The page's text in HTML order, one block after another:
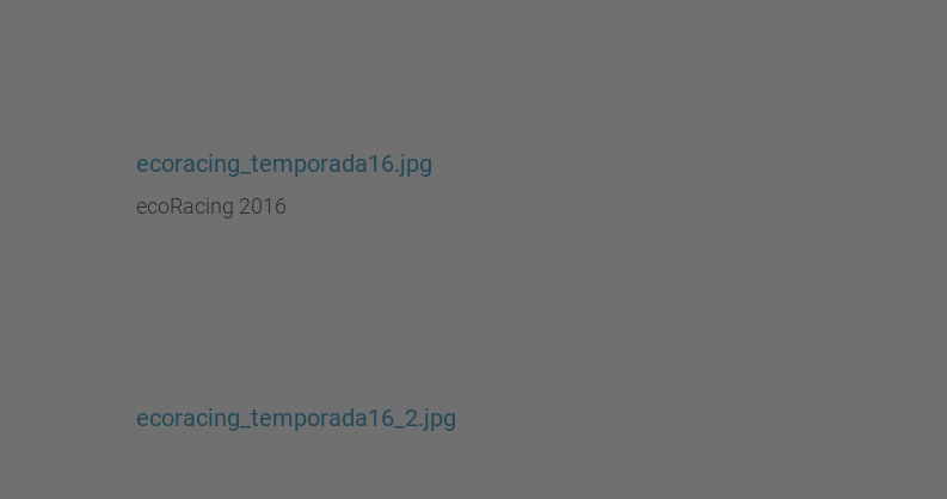
ecoracing_temporada16.jpg
ecoRacing 2016
ecoracing_temporada16_2.jpg